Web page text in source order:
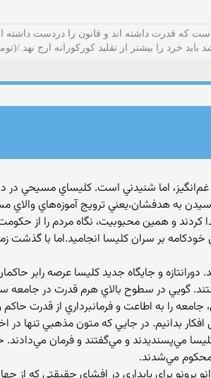
که قدرت داشته اند و قانون را دردست داشته
خرد را بیشتر از تقلید کورکورانه ارج نهد./
اما شنيدني است. كليساي مسيحي در
به هدفشان،يعني ترويج آموزه‌هاي والاي
و همين محبوبيت، نگاه مردم را از
بر سران كليسا انجاميد.اما با گذشت
و جايگاه جديد كليسا عرصه رابر
گويي در سطوح بالاي هرم قدرت در
را به اطاعت و فرمانبرداري از قدرت
بدانيم. در جايي كه متون مذهبي تنها در
مي‌پسنديدند و مي‌گفتند و فرمان
محكوم مي‌شدند.